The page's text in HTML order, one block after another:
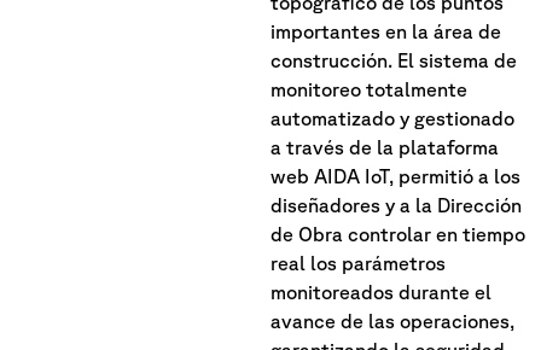
importantes en la área de
construcción. El sistema de
monitoreo totalmente
automatizado y gestionado
a través de la plataforma
web AIDA IoT, permitió a los
diseñadores y a la Dirección
de Obra controlar en tiempo
real los parámetros
monitoreados durante el
avance de las operaciones,